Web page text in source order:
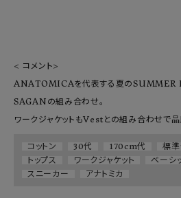
< コメント>
ANATOMICAを代表する夏のSUMMER
SAGANの組み合わせ。
ワークジャケットもVestとの組み合わせで品
コットン 30代 170cm代 標
トップス
ワークジャケット ベーシ
スニーカー
アナトミカ